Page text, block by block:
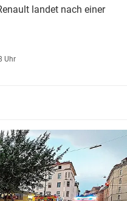
landet nach einer
Uhr